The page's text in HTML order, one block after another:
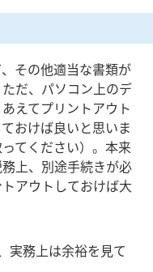
その他適当な書類が
だ、パソコン上のデ
えてプリントアウト
おけば良いと思いま
てください）。本来
上、別途手続きが必
アウトしておけば大
実務上は余裕を見て